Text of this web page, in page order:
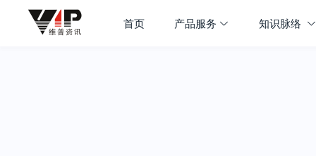
首页 产品服务 知识脉络